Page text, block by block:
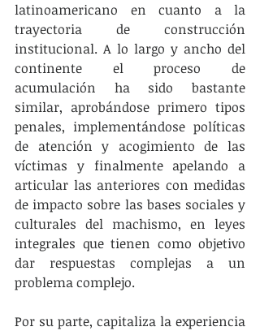
latinoamericano en cuanto a la
trayectoria de construcción
institucional. A lo largo y ancho del
continente el proceso de
acumulación ha sido bastante
similar, aprobándose primero tipos
penales, implementándose políticas
de atención y acogimiento de las
víctimas y finalmente apelando a
articular las anteriores con medidas
de impacto sobre las bases sociales y
culturales del machismo, en leyes
integrales que tienen como objetivo
dar respuestas complejas a un
problema complejo.
Por su parte, capitaliza la experiencia